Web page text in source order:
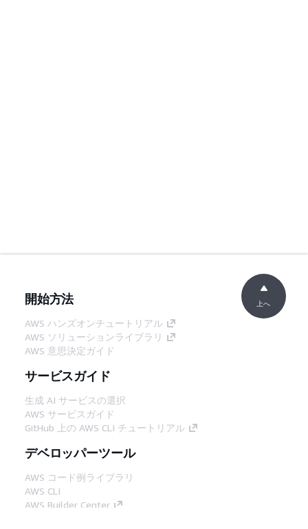
開始方法
AWS ハンズオンチュートリアル
AWS ソリューションライブラリ
AWS 意思決定ガイド
サービスガイド
生成 AI サービスの選択
AWS サービスガイド
GitHub 上の AWS CLI チュートリアル
デベロッパーツール
AWS コード例ライブラリ
AWS CLI
AWS Builder Center
上へ